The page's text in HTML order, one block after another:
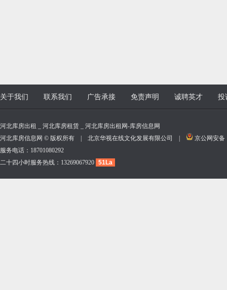
关于我们 联系我们 广告承接 免责声明 诚聘英才 投
河北库房出租 _ 河北库房租赁 _ 河北库房出租网-库房信息网
河北库房信息网 © 版权所有 | 北京华视在线文化发展有限公司 |
京公网安备
服务电话：18701080292
二十四小时服务热线：13269067920 51La